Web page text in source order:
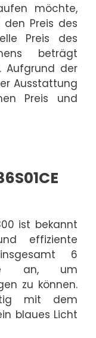
möchte,
Preis des
Preis des
beträgt
Aufgrund der
Ausstattung
Preis und
ist bekannt
effiziente
6
an, um
zu können.
mit dem
blaues Licht